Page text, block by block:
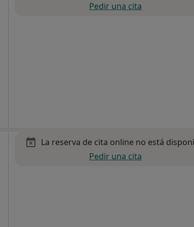
Pedir una cita
La reserva de cita online no está
Pedir una cita